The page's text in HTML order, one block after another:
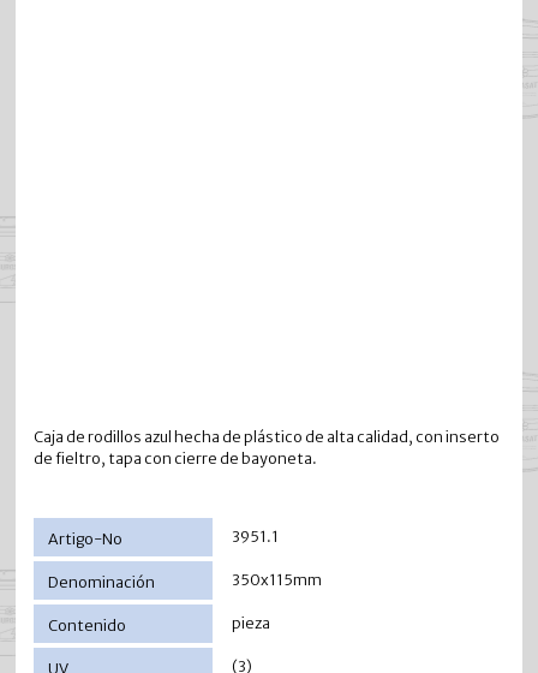
Caja de rodillos azul hecha de plástico de alta calidad, con inserto
de fieltro, tapa con cierre de bayoneta.
3951.1
350x115mm
pieza
(3)